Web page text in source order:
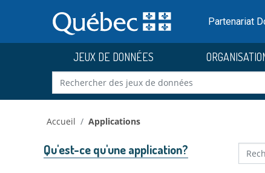
au
contenu
Partenariat
JEUX DE DONNÉES
Accueil Applications
Qu'est-ce qu'une application?